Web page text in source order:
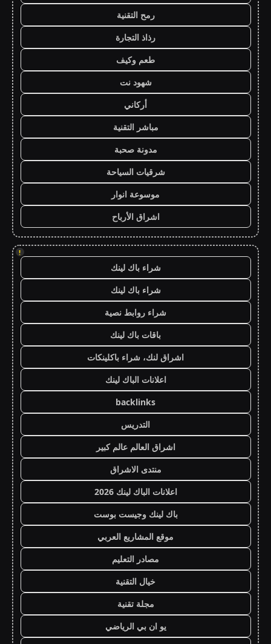
رمح التقنية
رذاذ التجارة
طعم وكيف
شهود نت
أركاني
مباشر التقنية
مدونة صحبة
شرقيات السياحة
موسوعة انوار
اشراق الأرباح
!
شراء باك لينك
شراء باك لينك
شراء روابط نصية
باقات باك لينك
اشراق لنك، شراء باكلينكات
اعلانات الباك لينك
backlinks
التدريس
اشراق العالم عالم كبير
منتدى الاشراق
اعلانات الباك لينك 2026
باك لينك وجيست بوست
موقع المشاريع العربي
مصادر التعليم
خيال التقنية
مجلة تقنية
يو ان بي الرياضي